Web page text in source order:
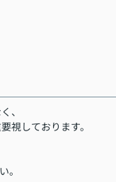
、
視しております。
。